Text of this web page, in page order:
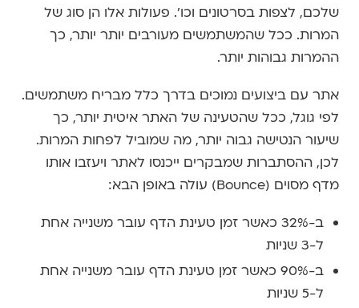
שלכם, לצפות בסרטונים וכו'. פעולות אלו הן סוג של
המרות. ככל שהמשתמשים מעורבים יותר יותר, כך
ההמרות גבוהות יותר.
אתר עם ביצועים נמוכים בדרך כלל מבריח משתמשים.
לפי גוגל, ככל שהטעינה של האתר איטית יותר, כך
שיעור הנטישה גבוה יותר, מה שמוביל לפחות המרות.
לכן, ההסתברות שמבקרים ייכנסו לאתר ויעזבו אותו
מדף מסוים (Bounce) עולה באופן הבא:
ב-32% כאשר זמן טעינת הדף עובר משנייה אחת
ל-3 שניות
ב-90% כאשר זמן טעינת הדף עובר משנייה אחת
ל-5 שניות